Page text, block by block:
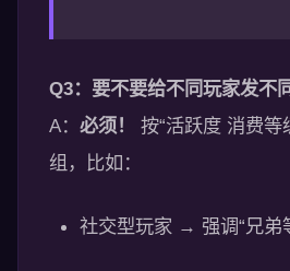
Q3：要不要给不同玩家发不
A： 必须！
按“活跃度 消费等
组，比如：
社交型玩家 → 强调“兄弟